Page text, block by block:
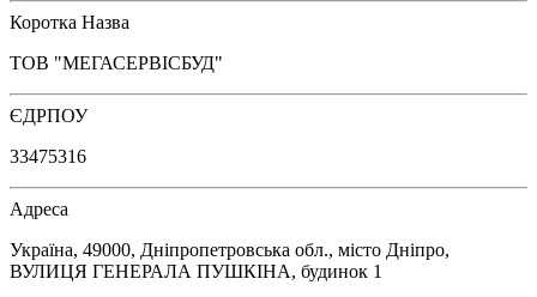
Коротка Назва
ТОВ "МЕГАСЕРВІСБУД"
ЄДРПОУ
33475316
Адреса
Україна, 49000, Дніпропетровська обл., місто Дніпро,
ВУЛИЦЯ ГЕНЕРАЛА ПУШКІНА, будинок 1